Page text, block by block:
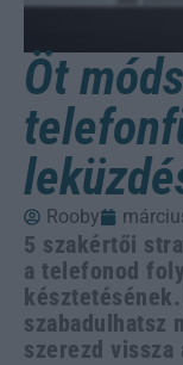
Öt
Rooby
5 szakértői
a telefonod
szabadulhatsz
szerezd vissza